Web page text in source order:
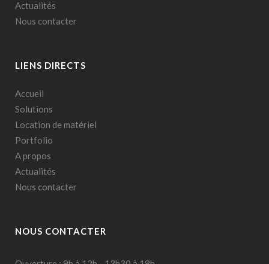
Actualités
Nous contacter
LIENS DIRECTS
Accueil
Solutions
Location de matériel
Portfolio
A propos
Actualités
Nous contacter
NOUS CONTACTER